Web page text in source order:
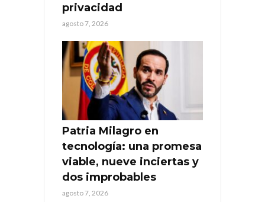
privacidad
agosto 7, 2026
Patria Milagro en
tecnología: una promesa
viable, nueve inciertas y
dos improbables
agosto 7, 2026